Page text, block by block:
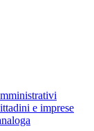
e imprese